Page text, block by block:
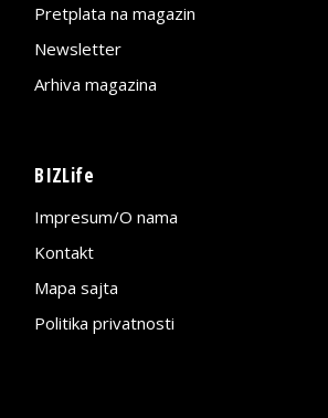
Pretplata na magazin
Newsletter
Arhiva magazina
BIZLife
Impresum/O nama
Kontakt
Mapa sajta
Politika privatnosti